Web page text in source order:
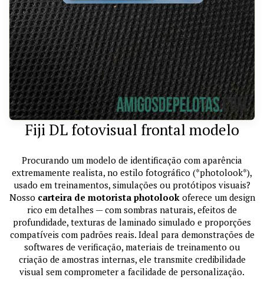
Fiji DL fotovisual frontal modelo
Procurando um modelo de identificação com aparência
extremamente realista, no estilo fotográfico (*photolook*),
usado em treinamentos, simulações ou protótipos visuais?
Nosso carteira de motorista photolookoferece um design
rico em detalhes — com sombras naturais, efeitos de
profundidade, texturas de laminado simulado e proporções
compatíveis com padrões reais. Ideal para demonstrações de
softwares de verificação, materiais de treinamento ou
criação de amostras internas, ele transmite credibilidade
visual sem comprometer a facilidade de personalização.